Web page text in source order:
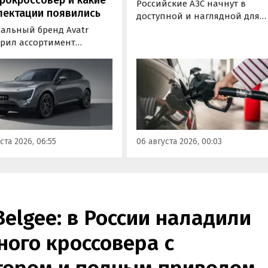
появились
бренд Avatr
ассортимент
Avatr 11 в России
2026 года. Вместе с
его прайс-листа
единственное
исполнение,
цена модели
на 760 тыс. рублей,
2026, 06:55
Российские АЗС начнут в
доступной и наглядной для
отпускаемого топлива. Это
позволит автовладельцам
осознанно выбрать топливо
определенного класса — от
«Евро-2» до «Евро-5»,
сообщили в Минэнерго РФ.
06 августа 2026, 00:03
в России наладили
кроссовера с